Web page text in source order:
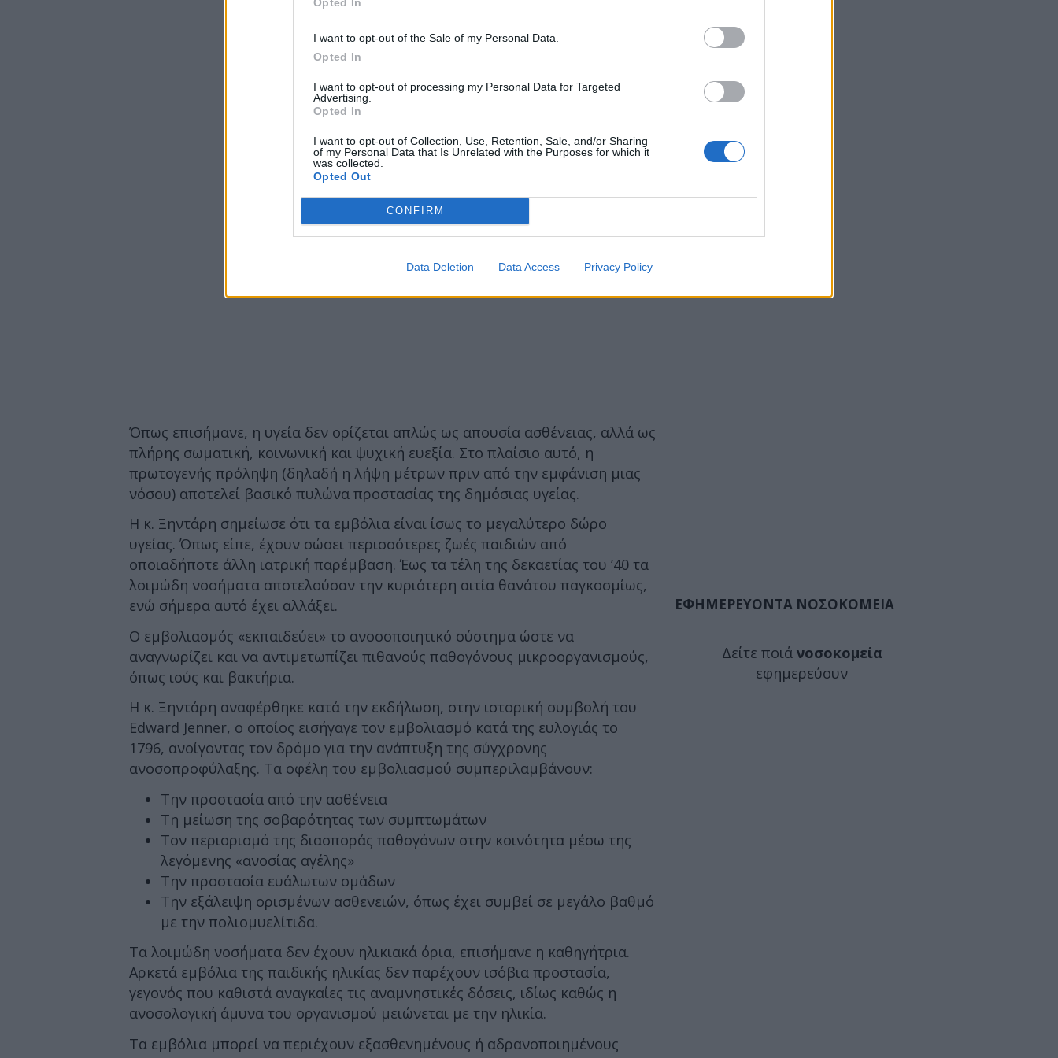
I want to opt-out of the Sale of my Personal Data.
Opted In
I want to opt-out of processing my Personal Data for Targeted
Advertising.
Opted In
I want to opt-out of Collection, Use, Retention, Sale, and/or Sharing
of my Personal Data that Is Unrelated with the Purposes for which it
was collected.
Opted Out
CONFIRM
Data Deletion Data Access Privacy Policy
Όπως επισήμανε, η υγεία δεν ορίζεται απλώς ως απουσία ασθένειας, αλλά ως
πλήρης σωματική, κοινωνική και ψυχική ευεξία. Στο πλαίσιο αυτό, η
πρωτογενής πρόληψη (δηλαδή η λήψη μέτρων πριν από την εμφάνιση μιας
νόσου) αποτελεί βασικό πυλώνα προστασίας της δημόσιας υγείας.
Η κ. Ξηντάρη σημείωσε ότι τα εμβόλια είναι ίσως το μεγαλύτερο δώρο
υγείας. Όπως είπε, έχουν σώσει περισσότερες ζωές παιδιών από
οποιαδήποτε άλλη ιατρική παρέμβαση. Έως τα τέλη της δεκαετίας του ’40 τα
λοιμώδη νοσήματα αποτελούσαν την κυριότερη αιτία θανάτου παγκοσμίως,
ενώ σήμερα αυτό έχει αλλάξει.
Ο εμβολιασμός «εκπαιδεύει» το ανοσοποιητικό σύστημα ώστε να
αναγνωρίζει και να αντιμετωπίζει πιθανούς παθογόνους μικροοργανισμούς,
όπως ιούς και βακτήρια.
Η κ. Ξηντάρη αναφέρθηκε κατά την εκδήλωση, στην ιστορική συμβολή του
Edward Jenner, ο οποίος εισήγαγε τον εμβολιασμό κατά της ευλογιάς το
1796, ανοίγοντας τον δρόμο για την ανάπτυξη της σύγχρονης
ανοσοπροφύλαξης. Τα οφέλη του εμβολιασμού συμπεριλαμβάνουν:
Την προστασία από την ασθένεια
Τη μείωση της σοβαρότητας των συμπτωμάτων
Τον περιορισμό της διασποράς παθογόνων στην κοινότητα μέσω της
λεγόμενης «ανοσίας αγέλης»
Την προστασία ευάλωτων ομάδων
Την εξάλειψη ορισμένων ασθενειών, όπως έχει συμβεί σε μεγάλο βαθμό
με την πολιομυελίτιδα.
Τα λοιμώδη νοσήματα δεν έχουν ηλικιακά όρια, επισήμανε η καθηγήτρια.
Αρκετά εμβόλια της παιδικής ηλικίας δεν παρέχουν ισόβια προστασία,
γεγονός που καθιστά αναγκαίες τις αναμνηστικές δόσεις, ιδίως καθώς η
ανοσολογική άμυνα του οργανισμού μειώνεται με την ηλικία.
Τα εμβόλια μπορεί να περιέχουν εξασθενημένους ή αδρανοποιημένους
ΕΦΗΜΕΡΕΥΟΝΤΑ ΝΟΣΟΚΟΜΕΙΑ
Δείτε ποιά νοσοκομεία
εφημερεύουν